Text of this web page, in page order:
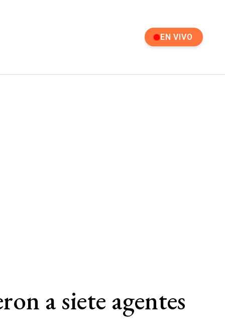
EN VIVO
a siete agentes